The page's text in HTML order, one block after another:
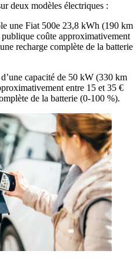
deux modèles électriques :
une Fiat 500e 23,8 kWh (190 km
coûte approximativement
recharge complète de la batterie
capacité de 50 kW (330 km
entre 15 et 35 €
de la batterie (0-100 %).